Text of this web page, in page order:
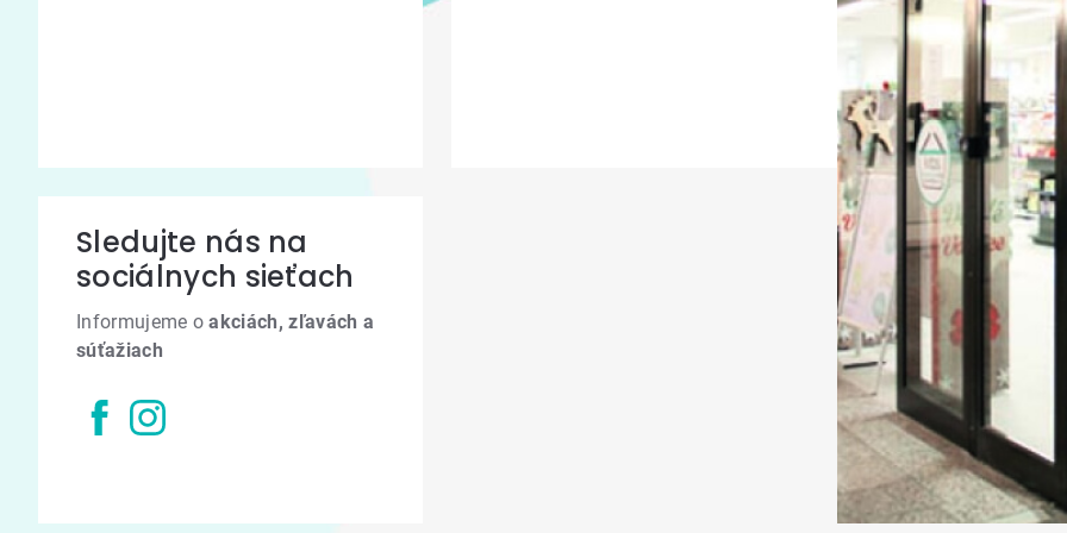
Sledujte nás na
sociálnych sieťach
Informujeme oakciách, zľavách a
súťažiach